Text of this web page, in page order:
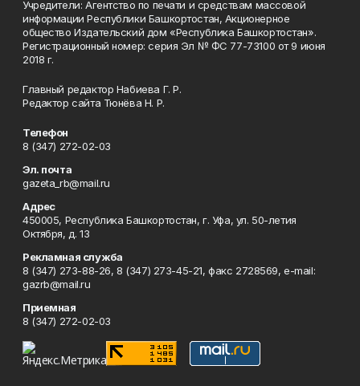
Учредители: Агентство по печати и средствам массовой
информации Республики Башкортостан, Акционерное
общество Издательский дом «Республика Башкортостан».
Регистрационный номер: серия Эл № ФС 77-73100 от 9 июня
2018 г.
Главный редактор Набиева Г. Р.
Редактор сайта Тюнёва Н. Р.
Телефон
8 (347) 272-02-03
Эл. почта
gazeta_rb@mail.ru
Адрес
450005, Республика Башкортостан, г. Уфа, ул. 50-летия
Октября, д. 13
Рекламная служба
8 (347) 273-88-26, 8 (347) 273-45-21, факс 2728569, e-mail:
gazrb@mail.ru
Приемная
8 (347) 272-02-03